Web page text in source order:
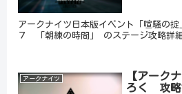
アークナイツ日本版イベント「喧騒の
７ 「朝練の時間」 のステージ攻略詳細
アークナイツ
【アーク
ろく 攻略